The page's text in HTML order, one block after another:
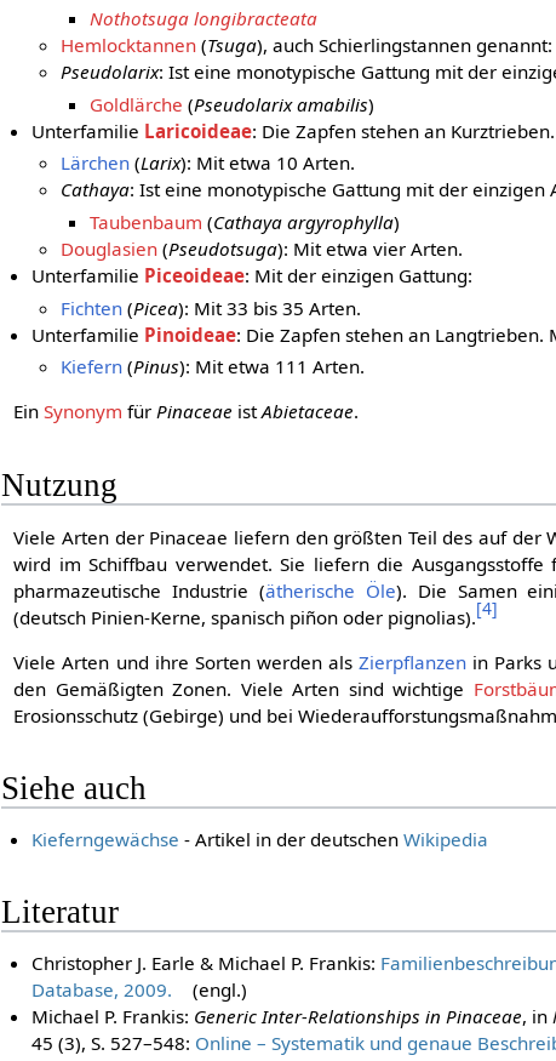
Nothotsuga longibracteata
Hemlocktannen (Tsuga), auch Schierlingstannen
Pseudolarix: Ist eine monotypische Gattung mit der
Goldlärche (Pseudolarix amabilis)
Unterfamilie Laricoideae: Die Zapfen stehen an
Lärchen (Larix): Mit etwa 10 Arten.
Cathaya: Ist eine monotypische Gattung mit der einzigen
Taubenbaum (Cathaya argyrophylla)
Douglasien (Pseudotsuga): Mit etwa vier Arten.
Unterfamilie Piceoideae: Mit der einzigen Gattung:
Fichten (Picea): Mit 33 bis 35 Arten.
Unterfamilie Pinoideae: Die Zapfen stehen an Langtrieben.
Kiefern (Pinus): Mit etwa 111 Arten.
EinSynonym fürPinaceae istAbietaceae.
Nutzung
Viele Arten der Pinaceae liefern den größten Teil des auf der
wird im Schiffbau verwendet. Sie liefern die
pharmazeutische Industrie (ätherische Öle). Die Samen
(deutsch Pinien-Kerne, spanisch piñon oder pignolias).[4]
Viele Arten und ihre Sorten werden alsZierpflanzen in Parks
den Gemäßigten Zonen. Viele Arten sind wichtige
Erosionsschutz (Gebirge) und bei
Siehe auch
Kieferngewächse - Artikel in der deutschen Wikipedia
Literatur
Christopher J. Earle & Michael P. Frankis:
Database, 2009.
(engl.)
Michael P. Frankis: Generic Inter-Relationships in Pinaceae, in
45 (3), S. 527–548: Online – Systematik und genaue